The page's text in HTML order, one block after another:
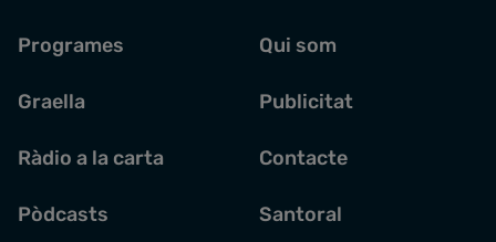
Programes
Graella
Ràdio a la carta
Pòdcasts
Qui som
Publicitat
Contacte
Santoral